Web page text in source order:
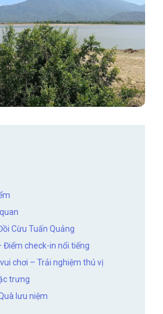
Cừu Tuấn Quảng
Điểm check-in nổi tiếng
chơi – Trải nghiệm thú vị
trưng
lưu niệm